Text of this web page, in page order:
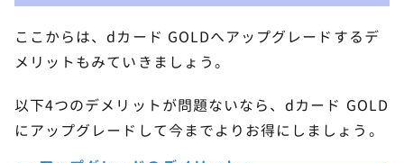
ここからは、dカード GOLDへアップグレードするデ
メリットもみていきましょう。
以下4つのデメリットが問題ないなら、dカード GOLD
にアップグレードして今までよりお得にしましょう。